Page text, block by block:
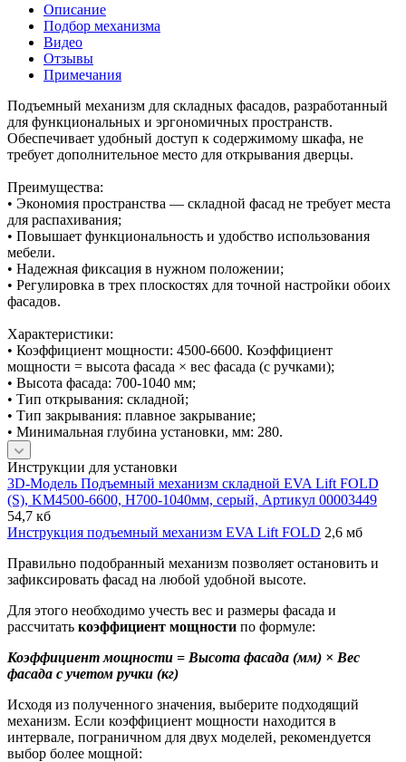
Описание
Подбор механизма
Видео
Отзывы
Примечания
Подъемный механизм для складных фасадов, разработанный
для функциональных и эргономичных пространств.
Обеспечивает удобный доступ к содержимому шкафа, не
требует дополнительное место для открывания дверцы.
Преимущества:
• Экономия пространства — складной фасад не требует места
для распахивания;
• Повышает функциональность и удобство использования
мебели.
• Надежная фиксация в нужном положении;
• Регулировка в трех плоскостях для точной настройки обоих
фасадов.
Характеристики:
• Коэффициент мощности: 4500-6600. Коэффициент
мощности = высота фасада × вес фасада (с ручками);
• Высота фасада: 700-1040 мм;
• Тип открывания: складной;
• Тип закрывания: плавное закрывание;
• Минимальная глубина установки, мм: 280.
Инструкции для установки
3D-Модель Подъемный механизм складной EVA Lift FOLD
(S), KM4500-6600, H700-1040мм, серый, Артикул 00003449
54,7 кб
Инструкция подъемный механизм EVA Lift FOLD 2,6 мб
Правильно подобранный механизм позволяет остановить и
зафиксировать фасад на любой удобной высоте.
Для этого необходимо учесть вес и размеры фасада и
рассчитать коэффициент мощности по формуле:
Коэффициент мощности = Высота фасада (мм) × Вес
фасада с учетом ручки (кг)
Исходя из полученного значения, выберите подходящий
механизм. Если коэффициент мощности находится в
интервале, пограничном для двух моделей, рекомендуется
выбор более мощной: